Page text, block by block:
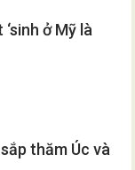
ở Mỹ là
thăm Úc và